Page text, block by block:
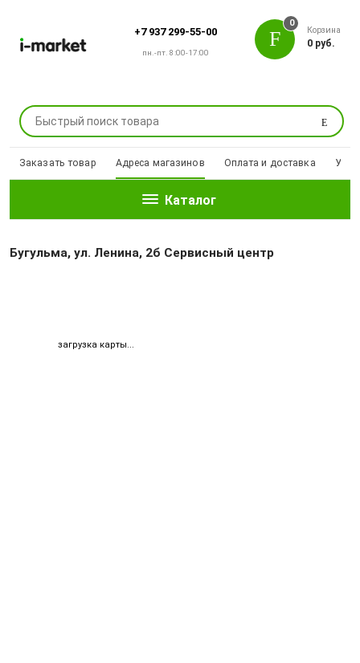
+7 937 299-55-00
пн.-пт. 8:00-17:00
Поиск
0
Корзина
0 руб.
Заказать товар Адреса магазинов Оплата и доставка
Каталог
Бугульма, ул. Ленина, 2б Сервисный центр
загрузка карты...